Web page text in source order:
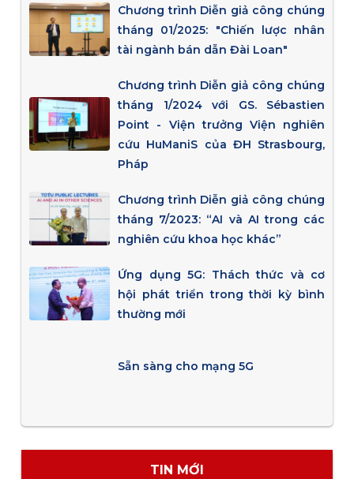
Chương trình Diễn giả công chúng
tháng 01/2025: "Chiến lược nhân
tài ngành bán dẫn Đài Loan"
Chương trình Diễn giả công chúng
tháng 1/2024 với GS. Sébastien
Point - Viện trưởng Viện nghiên
cứu HuManiS của ĐH Strasbourg,
Pháp
Chương trình Diễn giả công chúng
tháng 7/2023: “AI và AI trong các
nghiên cứu khoa học khác”
Ứng dụng 5G: Thách thức và cơ
hội phát triển trong thời kỳ bình
thường mới
Sẵn sàng cho mạng 5G
TIN MỚI